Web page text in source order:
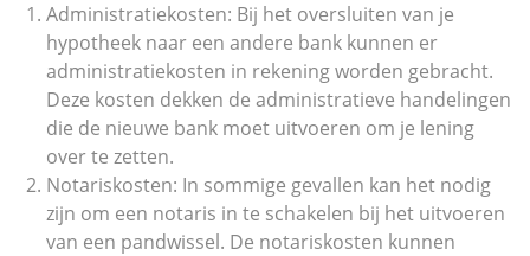
Administratiekosten: Bij het oversluiten van je
hypotheek naar een andere bank kunnen er
administratiekosten in rekening worden gebracht.
Deze kosten dekken de administratieve handelingen
die de nieuwe bank moet uitvoeren om je lening
over te zetten.
Notariskosten: In sommige gevallen kan het nodig
zijn om een notaris in te schakelen bij het uitvoeren
van een pandwissel. De notariskosten kunnen